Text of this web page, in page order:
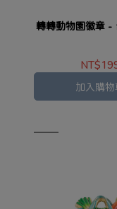
轉轉動物園徽章 -
加入購物